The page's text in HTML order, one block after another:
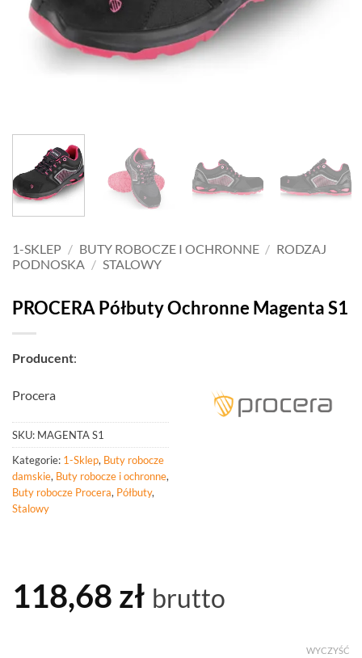
1-SKLEP / BUTY ROBOCZE I OCHRONNE / RODZAJ
PODNOSKA / STALOWY
PROCERA Półbuty Ochronne Magenta S1
Producent:
Procera
SKU: MAGENTA S1
Kategorie: 1-Sklep, Buty robocze
damskie, Buty robocze i ochronne,
Buty robocze Procera, Półbuty,
Stalowy
118,68 zł brutto
WYCZYŚĆ